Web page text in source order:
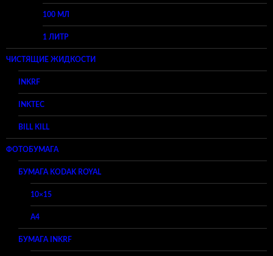
100 МЛ
1 ЛИТР
ЧИСТЯЩИЕ ЖИДКОСТИ
INKRF
INKTEC
BILL KILL
ФОТОБУМАГА
БУМАГА KODAK ROYAL
10×15
A4
БУМАГА INKRF